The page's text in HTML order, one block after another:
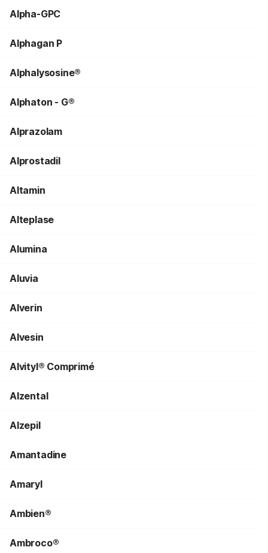
Alpha-GPC
Alphagan P
Alphalysosine®
Alphaton - G®
Alprazolam
Alprostadil
Altamin
Alteplase
Alumina
Aluvia
Alverin
Alvesin
Alvityl® Comprimé
Alzental
Alzepil
Amantadine
Amaryl
Ambien®
Ambroco®